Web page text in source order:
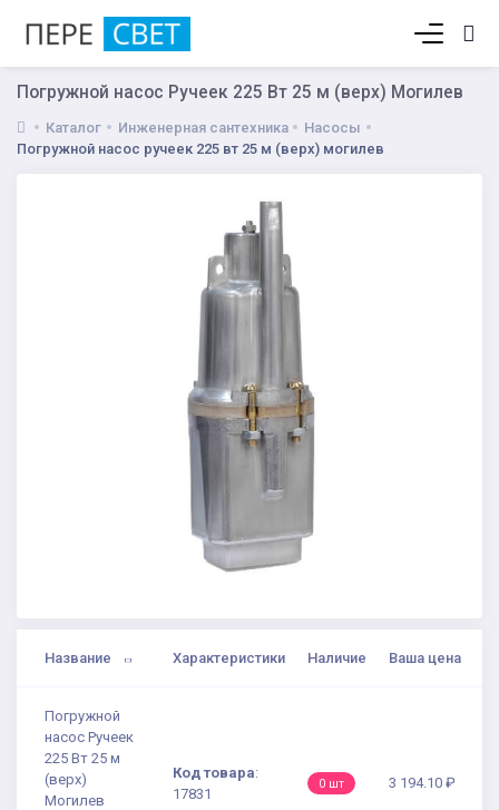
Погружной насос Ручеек 225 Вт 25 м (верх) Могилев
Каталог Инженерная сантехника
Насосы
Погружной насос ручеек 225 вт 25 м (верх) могилев
Название Характеристики Наличие Ваша цена
Погружной
насос Ручеек
225 Вт 25 м
(верх)
Могилев
Код товара:
17831
0 шт 3 194.10 ₽